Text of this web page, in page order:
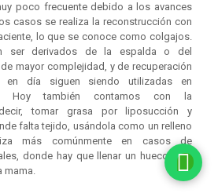
poco frecuente debido a los avances
casos se realiza la reconstrucción con
lo que se conoce como colgajos.
ser derivados de la espalda o del
mayor complejidad, y de recuperación
día siguen siendo utilizadas en
Hoy también contamos con la
tomar grasa por liposucción y
falta tejido, usándola como un relleno
más comúnmente en casos de
donde hay que llenar un hueco más
mama.